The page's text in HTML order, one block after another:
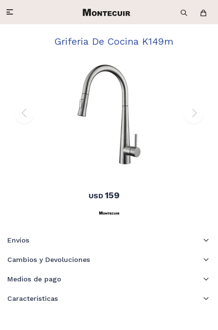

Griferia De Cocina K149m
USD 159
Envíos
Cambios y Devoluciones
Medios de pago
Características